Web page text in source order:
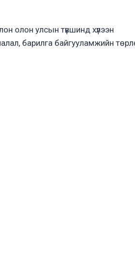
олон улсын түвшинд хүлээн
барилга байгууламжийн